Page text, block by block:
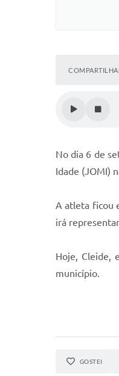
No dia 6 de
Idade (JOMI)
A atleta ficou
irá
Hoje, Cleide,
município.
GOSTEI